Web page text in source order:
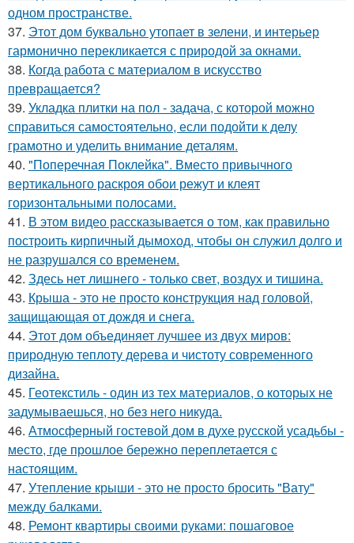
одном пространстве.
37. Этот дом буквально утопает в зелени, и интерьер
гармонично перекликается с природой за окнами.
38. Когда работа с материалом в искусство
превращается?
39. Укладка плитки на пол - задача, с которой можно
справиться самостоятельно, если подойти к делу
грамотно и уделить внимание деталям.
40. "Поперечная Поклейка". Вместо привычного
вертикального раскроя обои режут и клеят
горизонтальными полосами.
41. В этом видео рассказывается о том, как правильно
построить кирпичный дымоход, чтобы он служил долго и
не разрушался со временем.
42. Здесь нет лишнего - только свет, воздух и тишина.
43. Крыша - это не просто конструкция над головой,
защищающая от дождя и снега.
44. Этот дом объединяет лучшее из двух миров:
природную теплоту дерева и чистоту современного
дизайна.
45. Геотекстиль - один из тех материалов, о которых не
задумываешься, но без него никуда.
46. Атмосферный гостевой дом в духе русской усадьбы -
место, где прошлое бережно переплетается с
настоящим.
47. Утепление крыши - это не просто бросить "Вату"
между балками.
48. Ремонт квартиры своими руками: пошаговое